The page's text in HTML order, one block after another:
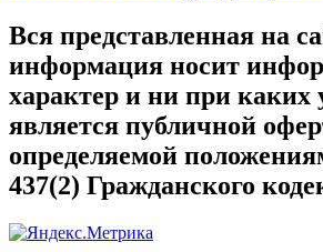
Вся представленная на
информация носит
характер и ни при каких
является публичной
определяемой
437(2) Гражданского